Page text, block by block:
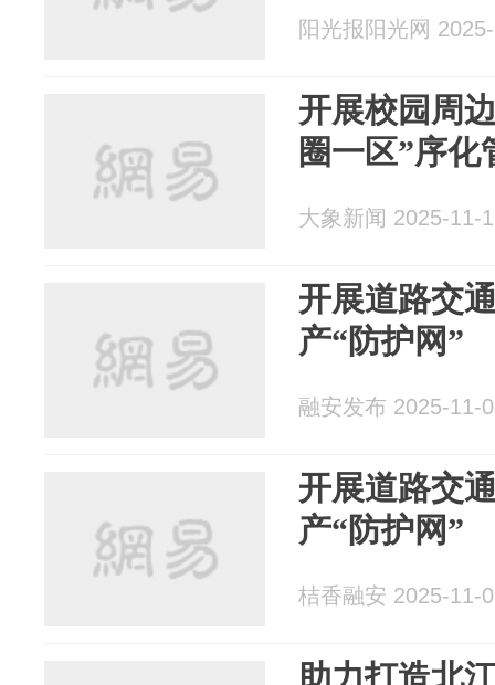
阳光报阳光网
开展校园周
圈一区”序化
大象新闻 2025-11-
开展道路交
产“防护网”
融安发布 2025-11-
开展道路交
产“防护网”
桔香融安 2025-11-
助力打造北